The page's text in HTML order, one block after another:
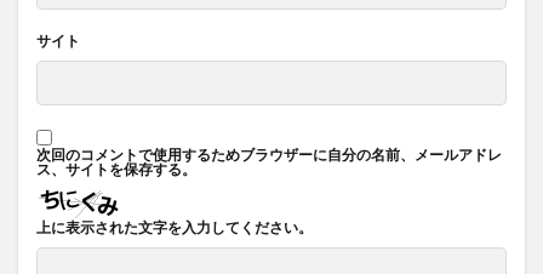
サイト
次回のコメントで使用するためブラウザーに自分の名前、メールアドレ
ス、サイトを保存する。
上に表示された文字を入力してください。